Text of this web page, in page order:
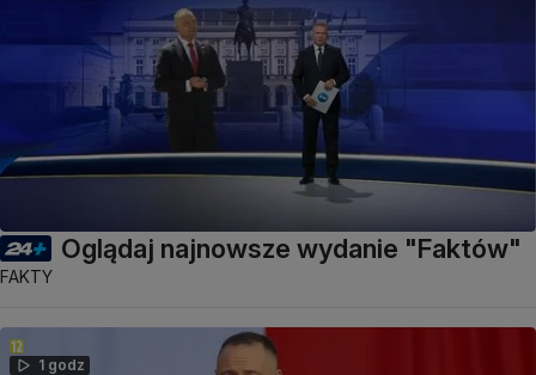
Oglądaj najnowsze wydanie "Faktów"
FAKTY
1 godz